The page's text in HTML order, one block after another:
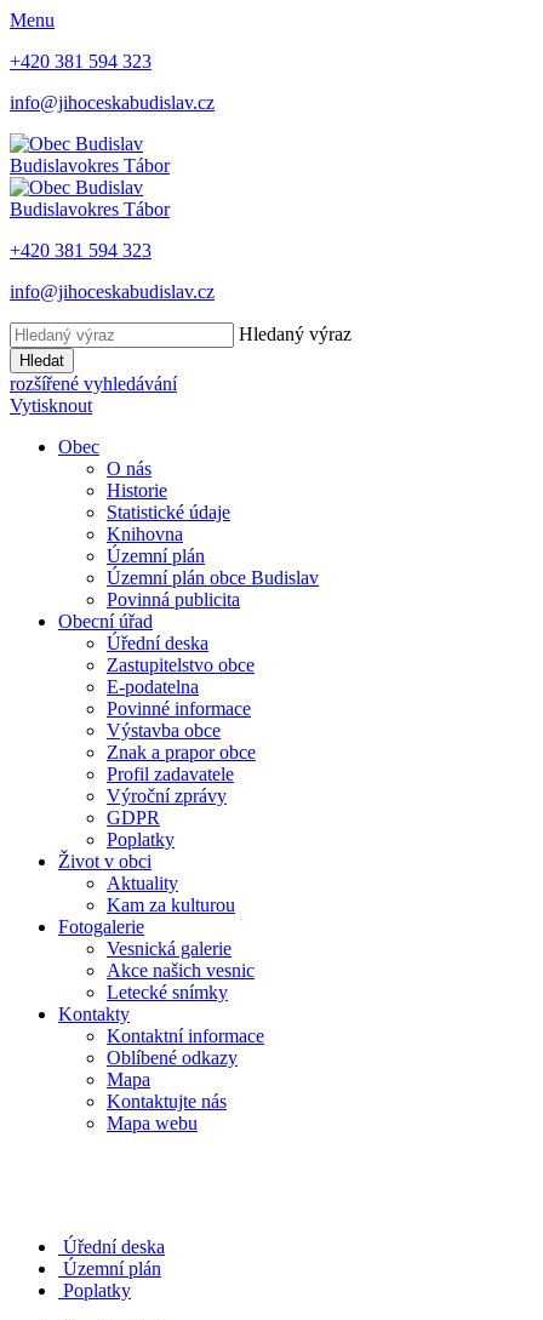
Menu
+420 381 594 323
info@jihoceskabudislav.cz
Budislavokres Tábor
Budislavokres Tábor
+420 381 594 323
info@jihoceskabudislav.cz
Hledaný výraz
Hledat
rozšířené vyhledávání
Vytisknout
Obec
O nás
Historie
Statistické údaje
Knihovna
Územní plán
Územní plán obce Budislav
Povinná publicita
Obecní úřad
Úřední deska
Zastupitelstvo obce
E-podatelna
Povinné informace
Výstavba obce
Znak a prapor obce
Profil zadavatele
Výroční zprávy
GDPR
Poplatky
Život v obci
Aktuality
Kam za kulturou
Fotogalerie
Vesnická galerie
Akce našich vesnic
Letecké snímky
Kontakty
Kontaktní informace
Oblíbené odkazy
Mapa
Kontaktujte nás
Mapa webu
Úřední deska
Územní plán
Poplatky